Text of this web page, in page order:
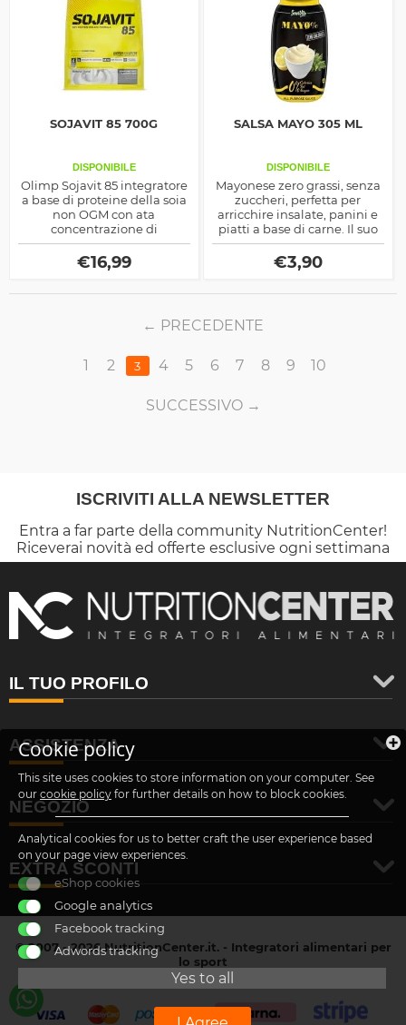
SOJAVIT 85 700G
DISPONIBILE
Olimp Sojavit 85 integratore
a base di proteine della soia
non OGM con ata
concentrazione di
amminoacidi adatto a
Vegetariani e Vegani
€16,99
SALSA MAYO 305 ML
DISPONIBILE
Mayonese zero grassi, senza
zuccheri, perfetta per
arricchire insalate, panini e
piatti a base di carne. Il suo
gusto delicato e la
consistenza morbida la
rendono ideale per ogni
€3,90
PRECEDENTE
1 2 3 4 5 6 7 8 9 10
SUCCESSIVO
ISCRIVITI ALLA NEWSLETTER
Entra a far parte della community NutritionCenter!
Riceverai novità ed offerte esclusive ogni settimana
IL TUO PROFILO
ASSISTENZA
NEGOZIO
EXTRA SCONTI
© 2007 - 2026 NutritionCenter.it. - Integratori alimentari per
lo sport
customer@nutritioncenter.it
Cookie policy
This site uses cookies to store information on your computer. See
our cookie policy for further details on how to block cookies.
Analytical cookies for us to better craft the user experience based
on your page view experiences.
eShop cookies
Google analytics
Facebook tracking
Adwords tracking
Yes to all